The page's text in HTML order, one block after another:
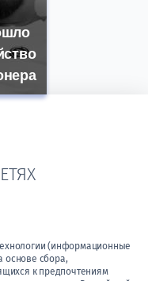
(информационные
основе сбора,
к предпочтениям